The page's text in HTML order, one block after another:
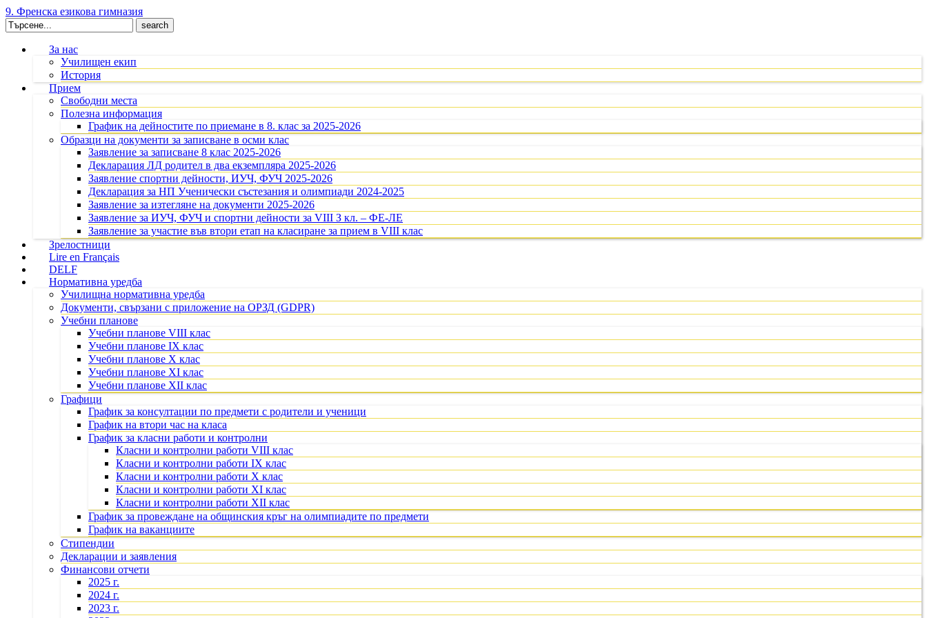
9. Френска езикова гимназия
Search
for:
За нас
Училищен екип
История
Прием
Свободни места
Полезна информация
График на дейностите по приемане в 8. клас за 2025-2026
Образци на документи за записване в осми клас
Заявление за записване 8 клас 2025-2026
Декларация ЛД родител в два екземпляра 2025-2026
Заявление спортни дейности, ИУЧ, ФУЧ 2025-2026
Декларация за НП Ученически състезания и олимпиади 2024-2025
Заявление за изтегляне на документи 2025-2026
Заявление за ИУЧ, ФУЧ и спортни дейности за VIII З кл. – ФЕ-ЛЕ
Заявление за участие във втори етап на класиране за прием в VIII клас
Зрелостници
Lire en Français
DELF
Нормативна уредба
Училищна нормативна уредба
Документи, свързани с приложение на ОРЗД (GDPR)
Учебни планове
Учебни планове VIII клас
Учебни планове IX клас
Учебни планове X клас
Учебни планове XI клас
Учебни планове XII клас
Графици
График за консултации по предмети с родители и ученици
График на втори час на класа
График за класни работи и контролни
Класни и контролни работи VIII клас
Класни и контролни работи IX клас
Класни и контролни работи X клас
Класни и контролни работи XI клас
Класни и контролни работи XII клас
График за провеждане на общинския кръг на олимпиадите по предмети
График на ваканциите
Стипендии
Декларации и заявления
Финансови отчети
2025 г.
2024 г.
2023 г.